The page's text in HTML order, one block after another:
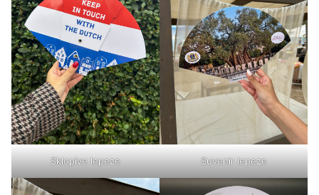
Sklopive lepeze Suvenir lepeze